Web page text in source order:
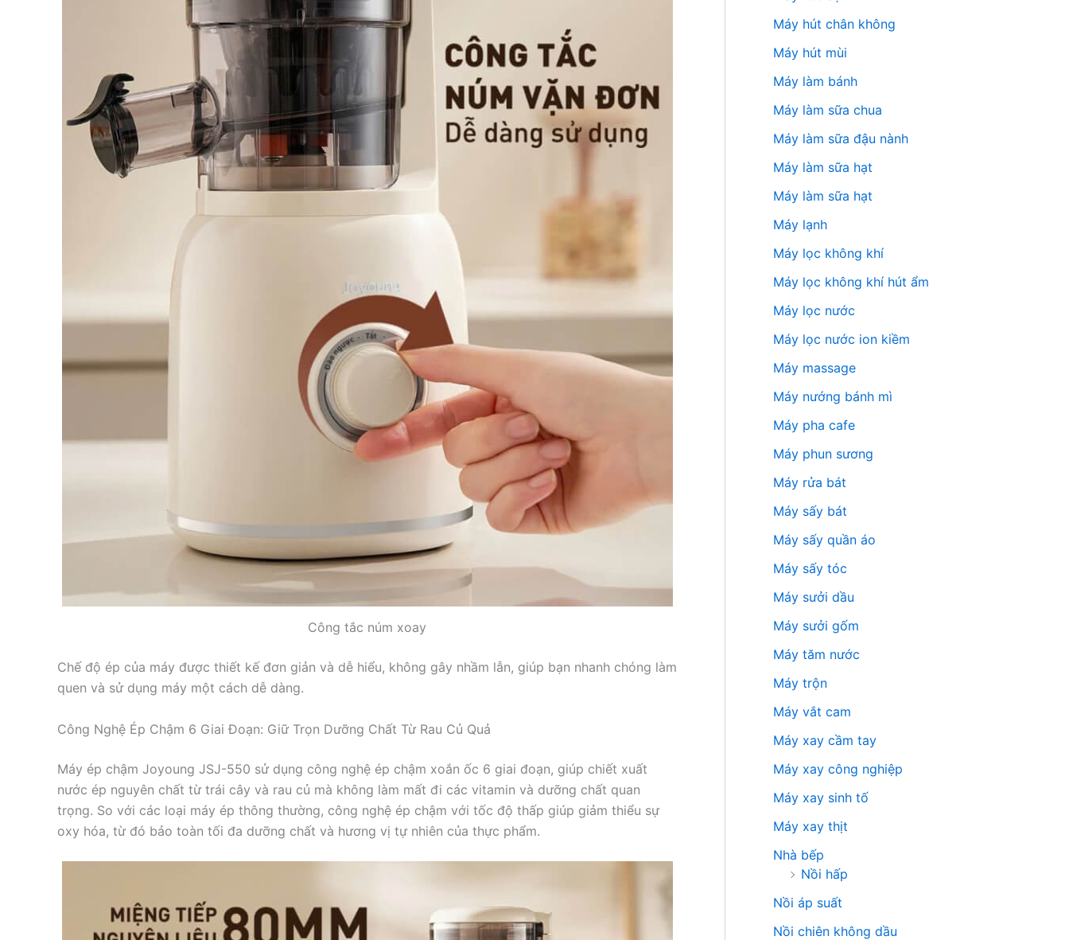
Công tắc núm xoay
Chế độ ép của máy được thiết kế đơn giản và dễ hiểu, không gây nhầm lẫn, giúp bạn nhanh chóng làm
quen và sử dụng máy một cách dễ dàng.
Công Nghệ Ép Chậm 6 Giai Đoạn: Giữ Trọn Dưỡng Chất Từ Rau Củ Quả
Máy ép chậm Joyoung JSJ-550 sử dụng công nghệ ép chậm xoắn ốc 6 giai đoạn, giúp chiết xuất
nước ép nguyên chất từ trái cây và rau củ mà không làm mất đi các vitamin và dưỡng chất quan
trọng. So với các loại máy ép thông thường, công nghệ ép chậm với tốc độ thấp giúp giảm thiểu sự
oxy hóa, từ đó bảo toàn tối đa dưỡng chất và hương vị tự nhiên của thực phẩm.
Máy hút chân không
Máy hút mùi
Máy làm bánh
Máy làm sữa chua
Máy làm sữa đậu nành
Máy làm sữa hạt
Máy làm sữa hạt
Máy lạnh
Máy lọc không khí
Máy lọc không khí hút ẩm
Máy lọc nước
Máy lọc nước ion kiềm
Máy massage
Máy nướng bánh mì
Máy pha cafe
Máy phun sương
Máy rửa bát
Máy sấy bát
Máy sấy quần áo
Máy sấy tóc
Máy sưởi dầu
Máy sưởi gốm
Máy tăm nước
Máy trộn
Máy vắt cam
Máy xay cầm tay
Máy xay công nghiệp
Máy xay sinh tố
Máy xay thịt
Nhà bếp
Nồi hấp
Nồi áp suất
Nồi chiên không dầu